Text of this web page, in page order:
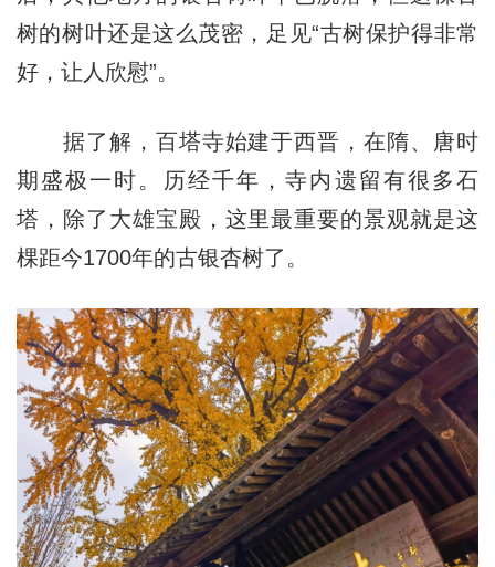
树的树叶还是这么茂密，足见“古树保护得非常
好，让人欣慰”。
据了解，百塔寺始建于西晋，在隋、唐时
期盛极一时。历经千年，寺内遗留有很多石
塔，除了大雄宝殿，这里最重要的景观就是这
棵距今1700年的古银杏树了。